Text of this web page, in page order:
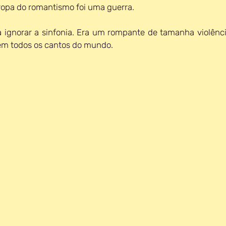
do romantismo foi uma guerra.
ignorar a sinfonia. Era um rompante de tamanha
todos os cantos do mundo.